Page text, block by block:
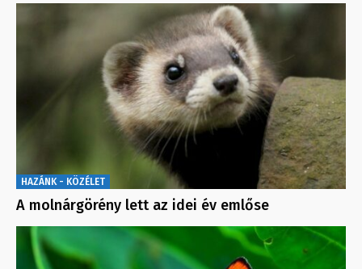
HAZÁNK - KÖZÉLET
A molnárgörény lett az idei év emlőse